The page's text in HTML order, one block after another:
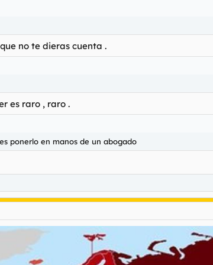
no te dieras cuenta .
es raro , raro .
ponerlo en manos de un abogado